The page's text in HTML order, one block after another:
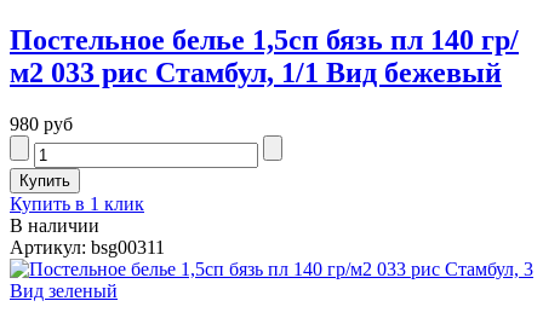
Постельное белье 1,5сп бязь пл 140 гр/
м2 033 рис Стамбул, 1/1 Вид бежевый
980 руб
Купить в 1 клик
В наличии
Артикул: bsg00311